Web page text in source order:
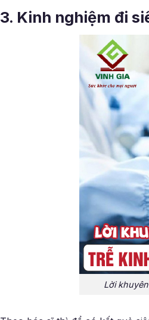
3. Kinh nghiệm đi
Lời